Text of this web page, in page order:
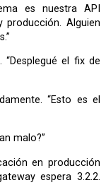
producción. Alguien
malo?”
espera 3.2.2.